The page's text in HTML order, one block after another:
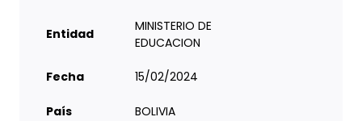
Entidad
MINISTERIO DE
EDUCACION
Fecha 15/02/2024
País BOLIVIA